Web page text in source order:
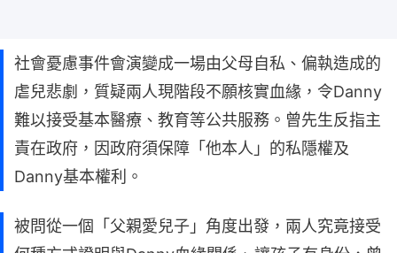
社會憂慮事件會演變成一場由父母自私、偏執造成的
虐兒悲劇，質疑兩人現階段不願核實血緣，令Danny
難以接受基本醫療、教育等公共服務。曾先生反指主
責在政府，因政府須保障「他本人」的私隱權及
Danny基本權利。
被問從一個「父親愛兒子」角度出發，兩人究竟接受